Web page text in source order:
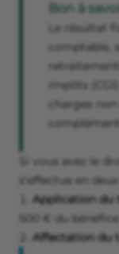
Bon à
Le résultat
comptable,
impôts
charges
Si vous avez le
s’effectue en
Application du
500 € du
Affectation du